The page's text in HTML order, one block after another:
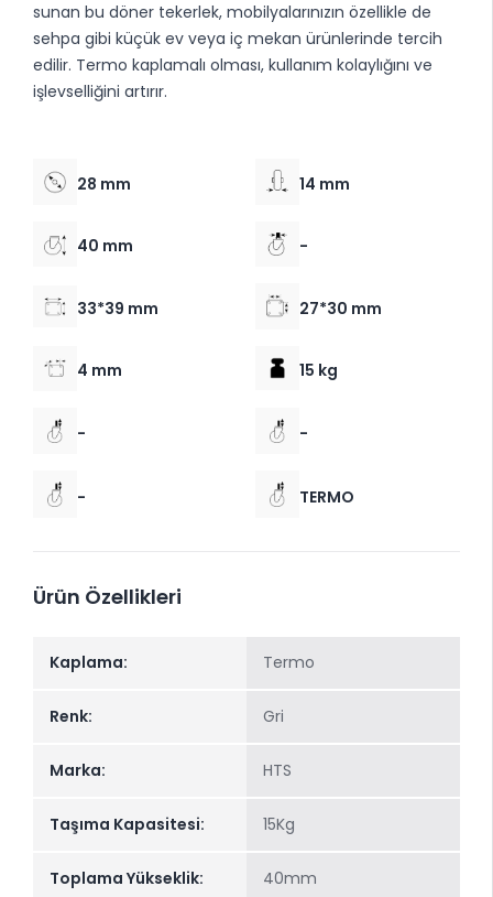
sunan bu döner tekerlek, mobilyalarınızın özellikle de
sehpa gibi küçük ev veya iç mekan ürünlerinde tercih
edilir. Termo kaplamalı olması, kullanım kolaylığını ve
işlevselliğini artırır.
28 mm 14 mm
40 mm -
33*39 mm 27*30 mm
4 mm 15 kg
- -
- TERMO
Ürün Özellikleri
​Kaplama: Termo
Renk: Gri
Marka: HTS
Taşıma Kapasitesi: 15Kg
Toplama Yükseklik: 40mm